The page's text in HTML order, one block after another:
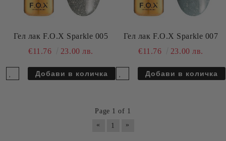
Гел лак F.O.X Sparkle 005
€11.76
23.00 лв.
Гел лак F.O.X Sparkle 007
€11.76
23.00 лв.
Page 1 of 1
«
1 »